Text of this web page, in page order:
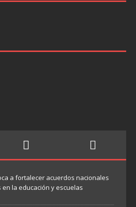
a fortalecer acuerdos nacionales
la educación y escuelas